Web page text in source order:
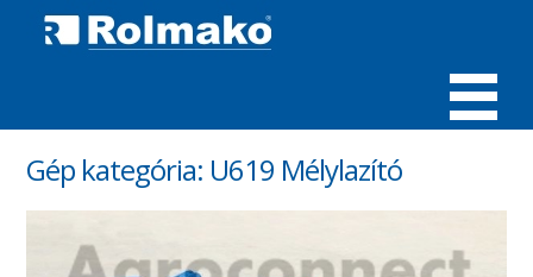
MENÜ
Gép kategória: U619 Mélylazító